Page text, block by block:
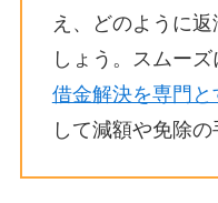
え、どのように
しょう。スムーズ
借金解決を専門
して減額や免除の